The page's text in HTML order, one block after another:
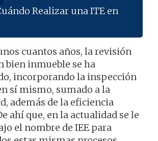
Realizar una ITE en
cuantos años, la revisión
bien inmueble se ha
incorporando la inspección
sí mismo, sumado a la
además de la eficiencia
ahí que, en la actualidad se le
el nombre de IEE para